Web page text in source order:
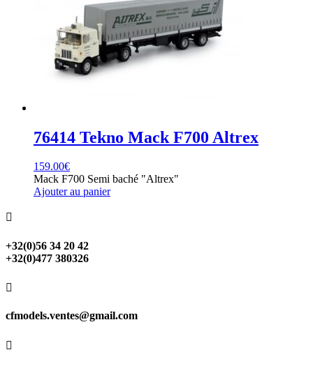
76414 Tekno Mack F700 Altrex
159.00€
Mack F700 Semi baché "Altrex"
Ajouter au panier

+32(0)56 34 20 42
+32(0)477 380326

cfmodels.ventes@gmail.com
